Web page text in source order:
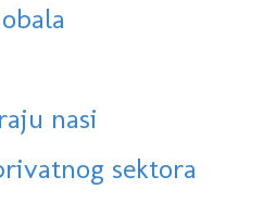
nasi
sektora